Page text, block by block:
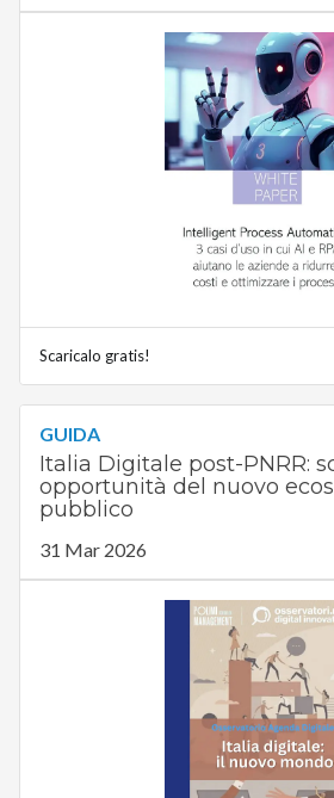
Scaricalo gratis!
GUIDA
Italia Digitale post-PNRR:
opportunità del nuovo
pubblico
31 Mar 2026